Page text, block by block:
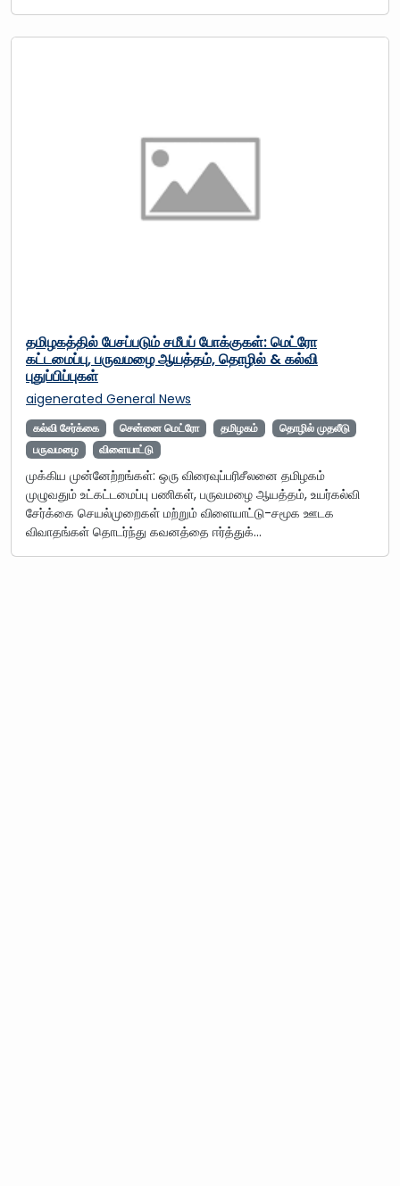
தமிழகத்தில் பேசப்படும் சமீபப் போக்குகள்: மெட்ரோ
கட்டமைப்பு, பருவமழை ஆயத்தம், தொழில் & கல்வி
புதுப்பிப்புகள்
aigenerated General News
கல்வி சேர்க்கை சென்னை மெட்ரோ தமிழகம்
தொழில் முதலீடு
பருவமழை
விளையாட்டு
முக்கிய முன்னேற்றங்கள்: ஒரு விரைவுப்பரிசீலனை தமிழகம்
முழுவதும் உட்கட்டமைப்பு பணிகள், பருவமழை ஆயத்தம், உயர்கல்வி
சேர்க்கை செயல்முறைகள் மற்றும் விளையாட்டு-சமூக ஊடக
விவாதங்கள் தொடர்ந்து கவனத்தை ஈர்த்துக்…